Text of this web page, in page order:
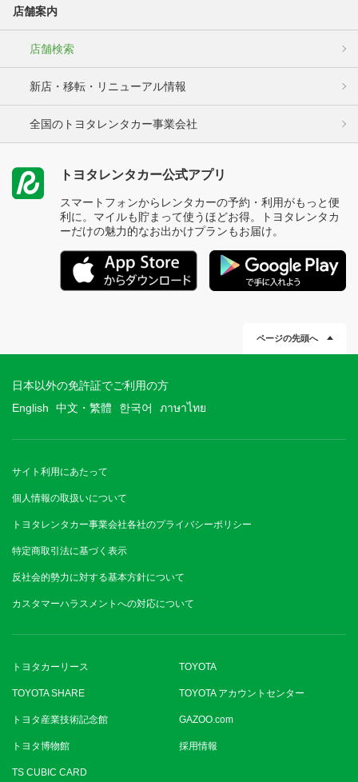
店舗案内
店舗検索
新店・移転・リニューアル情報
全国のトヨタレンタカー事業会社
トヨタレンタカー公式アプリ
スマートフォンからレンタカーの予約・利用がもっと便
利に。マイルも貯まって使うほどお得。トヨタレンタカ
ーだけの魅力的なお出かけプランもお届け。
ページの先頭へ
日本以外の免許証でご利用の方
English
中文・繁體 한국어 ภาษาไทย
サイト利用にあたって
個人情報の取扱いについて
トヨタレンタカー事業会社各社のプライバシーポリシー
特定商取引法に基づく表示
反社会的勢力に対する基本方針について
カスタマーハラスメントへの対応について
トヨタカーリース TOYOTA
TOYOTA SHARE TOYOTA アカウントセンター
トヨタ産業技術記念館 GAZOO.com
トヨタ博物館 採用情報
TS CUBIC CARD